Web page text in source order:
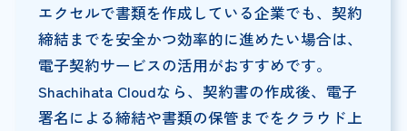
エクセルで書類を作成している企業でも、契約
締結までを安全かつ効率的に進めたい場合は、
電子契約サービスの活用がおすすめです。
Shachihata Cloudなら、契約書の作成後、電子
署名による締結や書類の保管までをクラウド上